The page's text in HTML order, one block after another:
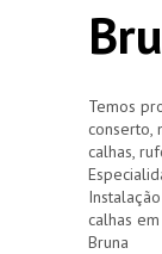
Temos
conserto,
calhas,
calhas
Bruna